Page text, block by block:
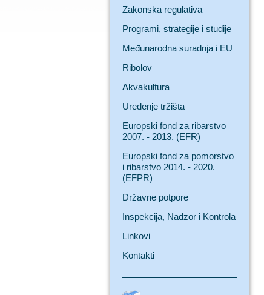
Zakonska regulativa
Programi, strategije i studije
Međunarodna suradnja i EU
Ribolov
Akvakultura
Uređenje tržišta
Europski fond za ribarstvo
2007. - 2013. (EFR)
Europski fond za pomorstvo
i ribarstvo 2014. - 2020.
(EFPR)
Državne potpore
Inspekcija, Nadzor i Kontrola
Linkovi
Kontakti